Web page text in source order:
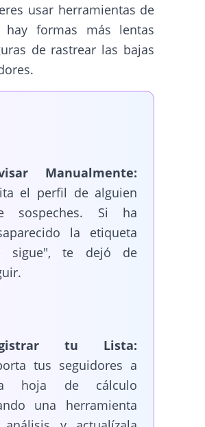
usar herramientas de
hay formas más lentas
de rastrear las bajas
Manualmente:
el perfil de alguien
sospeches. Si ha
la etiqueta
sigue", te dejó de
tu Lista:
tus seguidores a
hoja de cálculo
una herramienta